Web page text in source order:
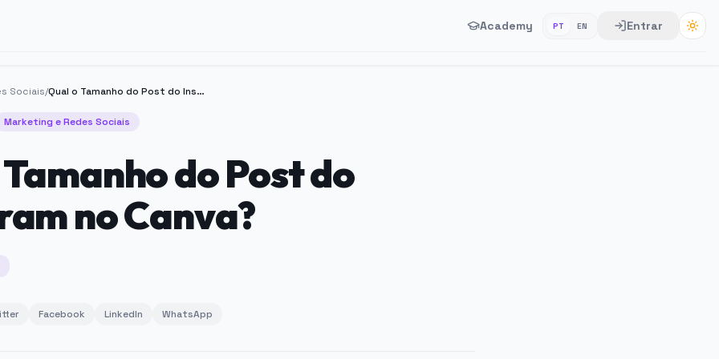
Academy PT EN Entrar
Sociais/ Qual o Tamanho do Post do Instagram no Canva?
Marketing e Redes Sociais
do Post do
no Canva?
Facebook LinkedIn WhatsApp